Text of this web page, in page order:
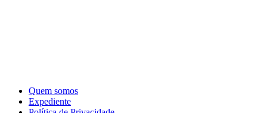
Quem somos
Expediente